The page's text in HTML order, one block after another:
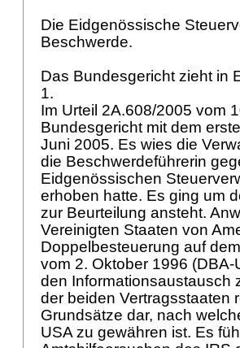
Die Eidgenössische
Beschwerde.
Das Bundesgericht zieht in
1.
Im Urteil 2A.608/2005 vom
Bundesgericht mit dem
Juni 2005. Es wies die
die Beschwerdeführerin
Eidgenössischen
erhoben hatte. Es ging um
zur Beurteilung ansteht.
Vereinigten Staaten von
Doppelbesteuerung auf
vom 2. Oktober 1996
den Informationsaustausch
der beiden Vertragsstaaten
Grundsätze dar, nach
USA zu gewähren ist. Es